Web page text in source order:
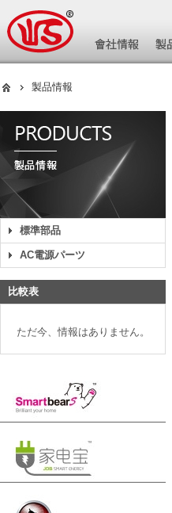
製品情報
標準部品
AC電源パーツ
比較表
ただ今、情報はありません。